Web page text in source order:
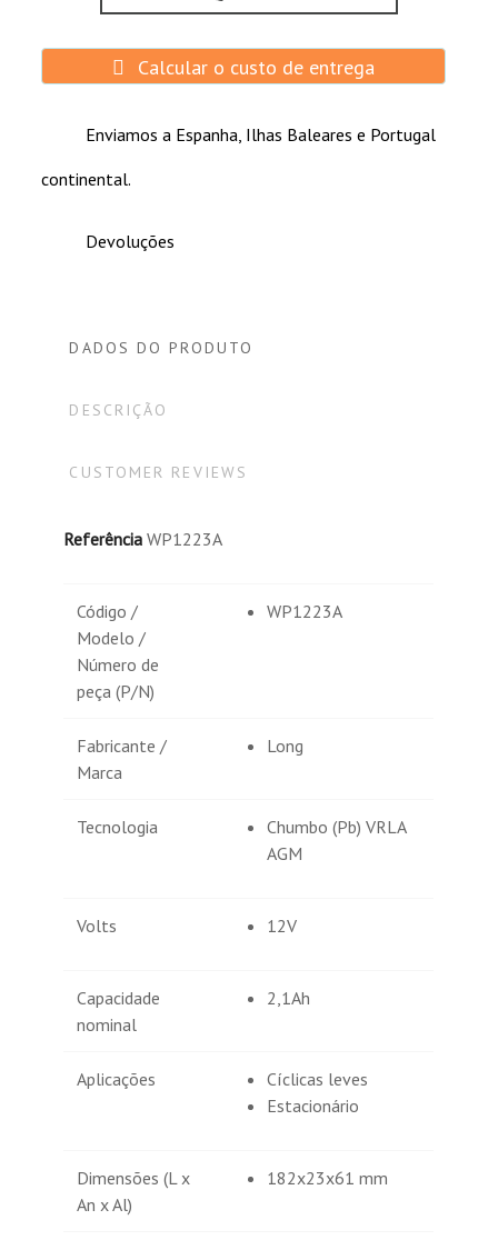
Calcular o custo de entrega
Enviamos a Espanha, Ilhas Baleares e Portugal
continental.
Devoluções
DADOS DO PRODUTO
DESCRIÇÃO
CUSTOMER REVIEWS
Referência WP1223A
Código /
Modelo /
Número de
peça (P/N)
WP1223A
Fabricante /
Marca
Long
Tecnologia
Chumbo (Pb) VRLA
AGM
Volts 12V
Capacidade
nominal
2,1Ah
Aplicações
Cíclicas leves
Estacionário
Dimensões (L x
An x Al)
182x23x61 mm